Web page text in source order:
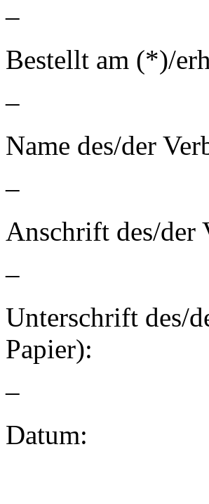
–
Bestellt am (*)/
–
Name des/der
–
Anschrift des/der
–
Unterschrift des/
Papier):
–
Datum: